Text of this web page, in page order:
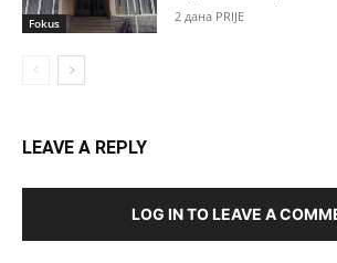
Fokus 2 дана PRIJE
LEAVE A REPLY
LOG IN TO LEAVE A